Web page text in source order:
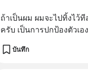
ถ้าเป็นผม ผมจะไปทิ้งไว้
ครับ เป็นการปกป้องตัวเอง
บันทึก